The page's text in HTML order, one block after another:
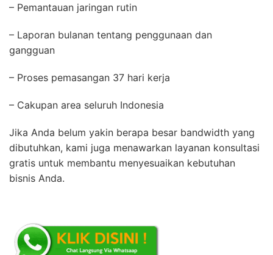
– Pemantauan jaringan rutin
– Laporan bulanan tentang penggunaan dan
gangguan
– Proses pemasangan 37 hari kerja
– Cakupan area seluruh Indonesia
Jika Anda belum yakin berapa besar bandwidth yang
dibutuhkan, kami juga menawarkan layanan konsultasi
gratis untuk membantu menyesuaikan kebutuhan
bisnis Anda.